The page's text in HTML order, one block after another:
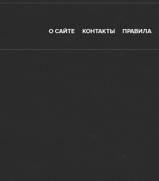
О САЙТЕ КОНТАКТЫ ПРАВИЛА